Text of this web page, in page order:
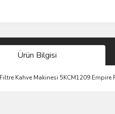
Ürün Bilgisi
Kahve Makinesi 5KCM1209 Empire